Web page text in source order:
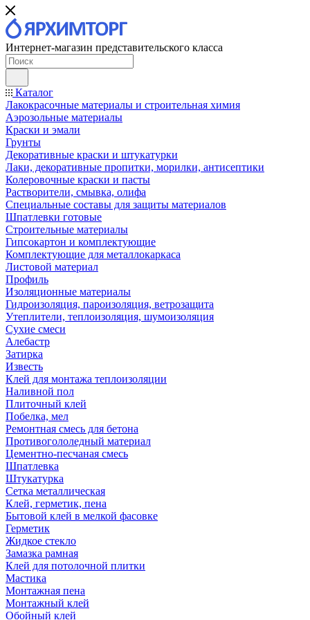
Интернет-магазин представительского класса
Каталог
Лакокрасочные материалы и строительная химия
Аэрозольные материалы
Краски и эмали
Грунты
Декоративные краски и штукатурки
Лаки, декоративные пропитки, морилки, антисептики
Колеровочные краски и пасты
Растворители, смывка, олифа
Специальные составы для защиты материалов
Шпатлевки готовые
Строительные материалы
Гипсокартон и комплектующие
Комплектующие для металлокаркаса
Листовой материал
Профиль
Изоляционные материалы
Гидроизоляция, пароизоляция, ветрозащита
Утеплители, теплоизоляция, шумоизоляция
Сухие смеси
Алебастр
Затирка
Известь
Клей для монтажа теплоизоляции
Наливной пол
Плиточный клей
Побелка, мел
Ремонтная смесь для бетона
Противогололедный материал
Цементно-песчаная смесь
Шпатлевка
Штукатурка
Сетка металлическая
Клей, герметик, пена
Бытовой клей в мелкой фасовке
Герметик
Жидкое стекло
Замазка рамная
Клей для потолочной плитки
Мастика
Монтажная пена
Монтажный клей
Обойный клей